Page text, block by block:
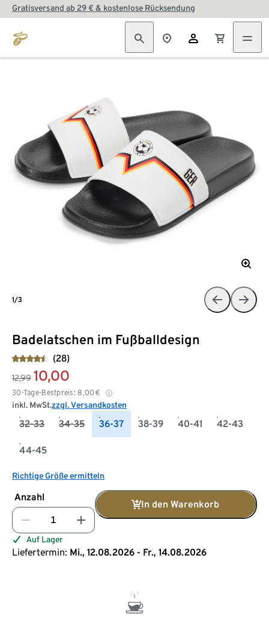
Gratisversand ab 29 € & kostenlose Rücksendung
Badelatschen im Fußballdesign
(28)
12,99 10,00
30-Tage-Bestpreis: 8,00 €
inkl. MwSt.zzgl. Versandkosten
32-33 34-35 36-37 38-39 40-41 42-43
44-45
Richtige Größe ermitteln
Anzahl
In den Warenkorb
Auf Lager
Liefertermin: Mi., 12.08.2026 - Fr., 14.08.2026
1/3